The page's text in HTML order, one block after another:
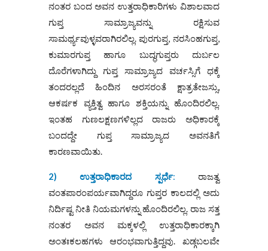
ನಂತರ ಬಂದ ಅವನ ಉತ್ತರಾಧಿಕಾರಿಗಳು ವಿಶಾಲವಾದ
ಗುಪ್ತ ಸಾಮ್ರಾಜ್ಯವನ್ನು ರಕ್ಷಿಸುವ
ಸಾಮರ್ಥ್ಯವುಳ್ಳವರಾಗಿರಲಿಲ್ಲ. ಪುರಗುಪ್ತ, ನರಸಿಂಹಗುಪ್ತ,
ಕುಮಾರಗುಪ್ತ ಹಾಗೂ ಬುದ್ಧಗುಪ್ತರು ದುರ್ಬಲ
ದೊರೆಗಳಾಗಿದ್ದು ಗುಪ್ತ ಸಾಮ್ರಾಜ್ಯದ ವರ್ಚಸ್ಸಿಗೆ ಧಕ್ಕೆ
ತಂದರಲ್ಲದೆ ಹಿಂದಿನ ಅರಸರಂತೆ ಕ್ಷಾತ್ರತೇಜಸ್ಸು,
ಆಕರ್ಷಕ ವ್ಯಕ್ತಿತ್ವ ಹಾಗೂ ಶಕ್ತಿಯನ್ನು ಹೊಂದಿರಲಿಲ್ಲ.
ಇಂತಹ ಗುಣಲಕ್ಷಣಗಳಿಲ್ಲದ ರಾಜರು ಅಧಿಕಾರಕ್ಕೆ
ಬಂದದ್ದೇ ಗುಪ್ತ ಸಾಮ್ರಾಜ್ಯದ ಅವನತಿಗೆ
ಕಾರಣವಾಯಿತು.
2) ಉತ್ತರಾಧಿಕಾರದ ಸ್ಪರ್ಧೆ:ರಾಜತ್ವ
ವಂತಪಾರಂಪರ್ಯವಾಗಿದ್ದರೂ ಗುಪ್ತರ ಕಾಲದಲ್ಲಿ ಅದು
ನಿರ್ದಿಷ್ಟ ನೀತಿ ನಿಯಮಗಳನ್ನು ಹೊಂದಿರಲಿಲ್ಲ. ರಾಜ ಸತ್ತ
ನಂತರ ಅವನ ಮಕ್ಕಳಲ್ಲಿ ಉತ್ತರಾಧಿಕಾರಕ್ಕಾಗಿ
ಅಂತಃಕಲಹಗಳು ಆರಂಭವಾಗುತ್ತಿದ್ದವು. ಖಡ್ಗಬಲವೇ